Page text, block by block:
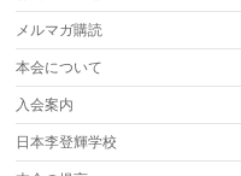
メルマガ購読
本会について
入会案内
日本李登輝学校